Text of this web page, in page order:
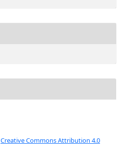
Creative Commons Attribution 4.0